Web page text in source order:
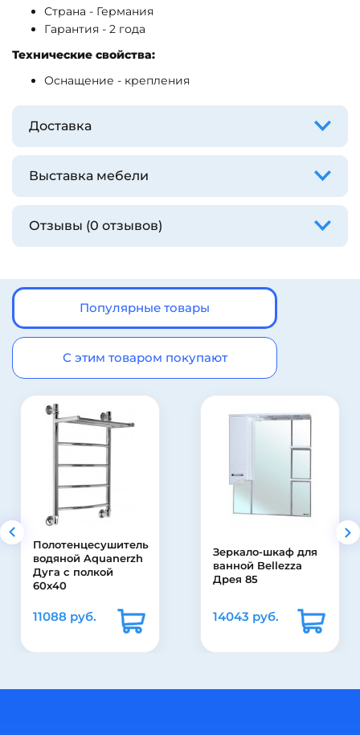
Страна - Германия
Гарантия - 2 года
Технические свойства:
Оснащение - крепления
Доставка
Выставка мебели
Отзывы (0 отзывов)
Популярные товары
С этим товаром покупают
Полотенцесушитель
водяной Aquanerzh
Дуга с полкой
60х40
11088 руб.
Зеркало-шкаф для
ванной Bellezza
Дрея 85
14043 руб.